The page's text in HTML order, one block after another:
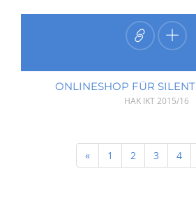
ONLINESHOP FÜR
HAK IKT2015/16
«Previous
1 2 3 4